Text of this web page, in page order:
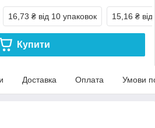
16,73 ₴ від 10 упаковок 15,16 ₴
Купити
Доставка Оплата Умови